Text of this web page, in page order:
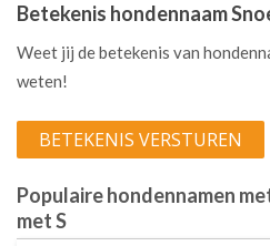
Betekenis hondennaam
Weet jij de betekenis van
weten!
BETEKENIS VERSTUREN
Populaire hondennamen
met S